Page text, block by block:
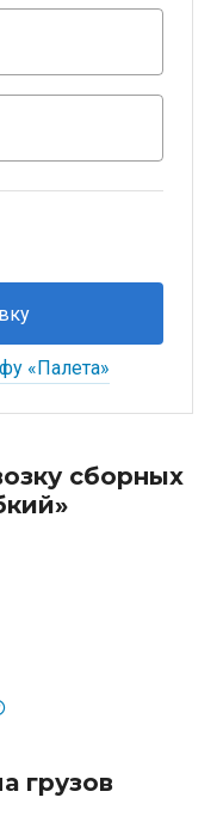
«Палета»
сборных
грузов